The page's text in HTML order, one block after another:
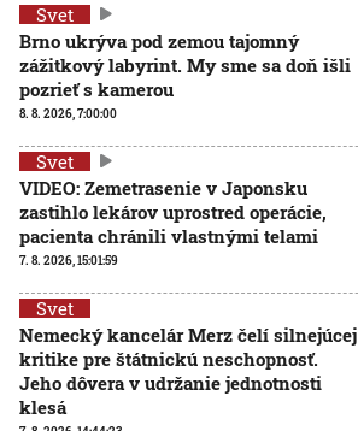
Svet
Brno ukrýva pod zemou tajomný
zážitkový labyrint. My sme sa doň išli
pozrieť s kamerou
8. 8. 2026, 7:00:00
Svet
VIDEO: Zemetrasenie v Japonsku
zastihlo lekárov uprostred operácie,
pacienta chránili vlastnými telami
7. 8. 2026, 15:01:59
Svet
Nemecký kancelár Merz čelí silnejúcej
kritike pre štátnickú neschopnosť.
Jeho dôvera v udržanie jednotnosti
klesá